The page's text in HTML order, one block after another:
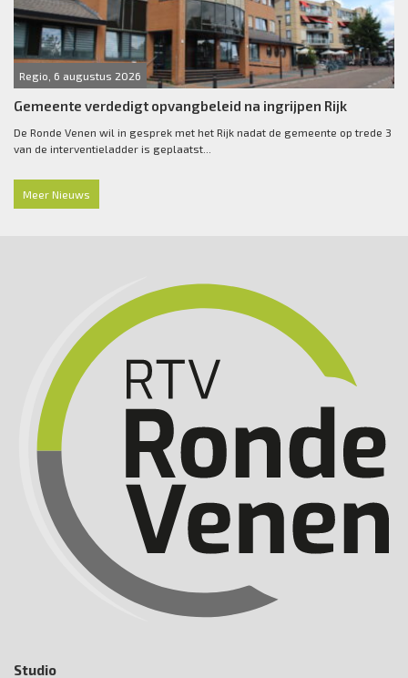
Regio, 6 augustus 2026
Gemeente verdedigt opvangbeleid na ingrijpen Rijk
De Ronde Venen wil in gesprek met het Rijk nadat de gemeente op trede 3
van de interventieladder is geplaatst...
Meer Nieuws
Studio